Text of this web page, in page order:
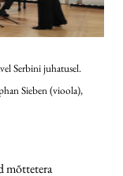
Serbini juhatusel.
Sieben (vioola),
mõttetera